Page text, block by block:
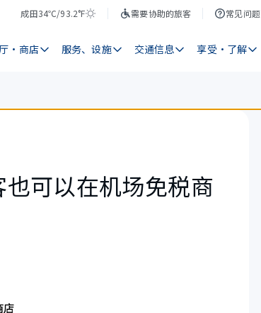
成田
气
34℃/93.2°F
天
需要协助的旅客 常见问题
・商店 服务、设施 交通信息 享受・了解
可以在机场免税商